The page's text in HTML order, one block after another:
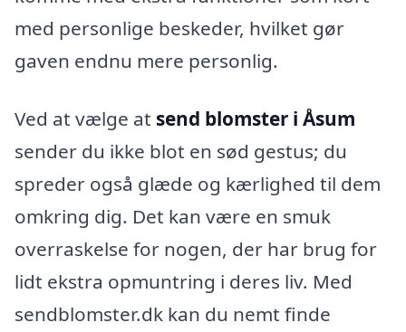
med personlige beskeder, hvilket gør
gaven endnu mere personlig.
Ved at vælge at send blomster i Åsum
sender du ikke blot en sød gestus; du
spreder også glæde og kærlighed til dem
omkring dig. Det kan være en smuk
overraskelse for nogen, der har brug for
lidt ekstra opmuntring i deres liv. Med
sendblomster.dk kan du nemt finde